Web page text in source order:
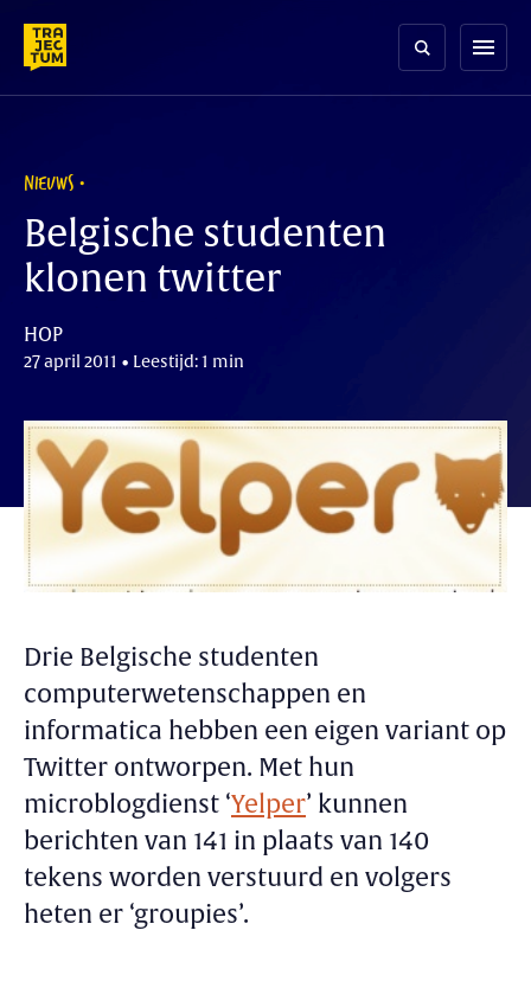
content
menu
NIEUWS
Belgische studenten
klonen twitter
HOP
27 april 2011 • Leestijd: 1 min
Drie Belgische studenten
computerwetenschappen en
informatica hebben een eigen variant op
Twitter ontworpen. Met hun
microblogdienst ‘Yelper’ kunnen
berichten van 141 in plaats van 140
tekens worden verstuurd en volgers
heten er ‘groupies’.